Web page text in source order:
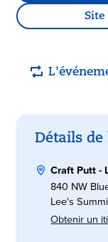
Détails
Craft Putt -
840 NW
Lee's
Obtenir un